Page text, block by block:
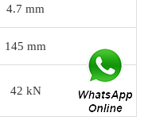
4.7 mm
145 mm
42 kN